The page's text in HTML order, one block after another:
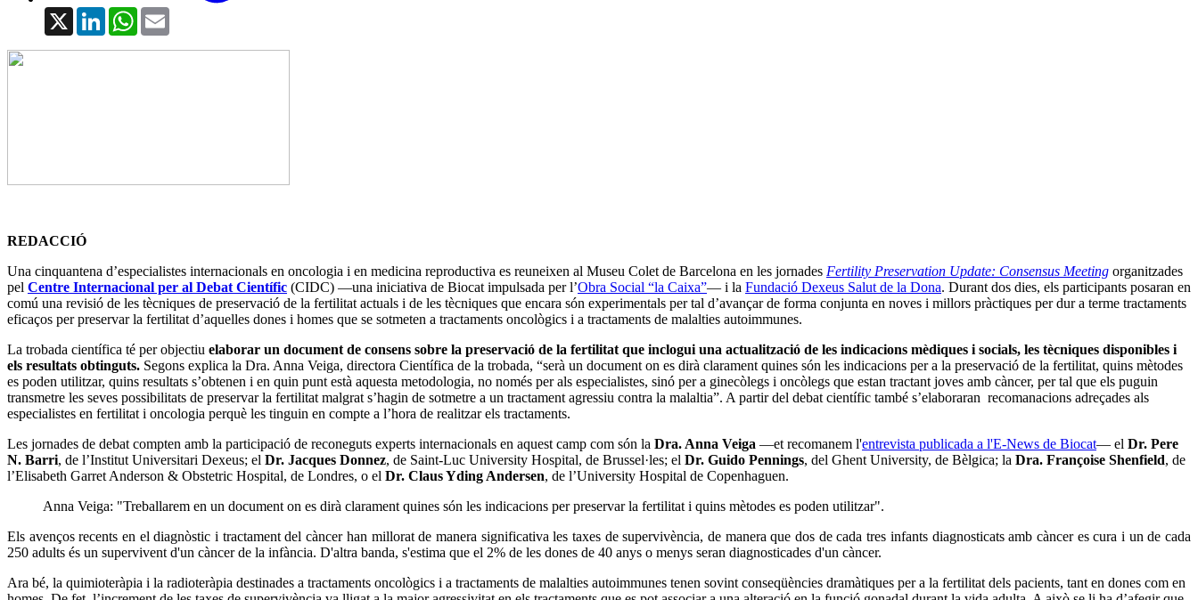
X LinkedInWhatsApp
REDACCIÓ
Una cinquantena d’especialistes internacionals en oncologia i en medicina reproductiva es reuneixen al Museu Colet de Barcelona en les jornades Fertility Preservation Update: Consensus Meeting organitzades
pel Centre Internacional per al Debat Científic (CIDC) —una iniciativa de Biocat impulsada per l’Obra Social “la Caixa”— i la Fundació Dexeus Salut de la Dona. Durant dos dies, els participants posaran en
comú una revisió de les tècniques de preservació de la fertilitat actuals i de les tècniques que encara són experimentals per tal d’avançar de forma conjunta en noves i millors pràctiques per dur a terme tractaments
eficaços per preservar la fertilitat d’aquelles dones i homes que se sotmeten a tractaments oncològics i a tractaments de malalties autoimmunes.
La trobada científica té per objectiu elaborar un document de consens sobre la preservació de la fertilitat que inclogui una actualització de les indicacions mèdiques i socials, les tècniques disponibles i
els resultats obtinguts. Segons explica la Dra. Anna Veiga, directora Científica de la trobada, “serà un document on es dirà clarament quines són les indicacions per a la preservació de la fertilitat, quins mètodes
es poden utilitzar, quins resultats s’obtenen i en quin punt està aquesta metodologia, no només per als especialistes, sinó per a ginecòlegs i oncòlegs que estan tractant joves amb càncer, per tal que els puguin
transmetre les seves possibilitats de preservar la fertilitat malgrat s’hagin de sotmetre a un tractament agressiu contra la malaltia”. A partir del debat científic també s’elaboraran recomanacions adreçades als
especialistes en fertilitat i oncologia perquè les tinguin en compte a l’hora de realitzar els tractaments.
Les jornades de debat compten amb la participació de reconeguts experts internacionals en aquest camp com són la Dra. Anna Veiga —et recomanem l'entrevista publicada a l'E-News de Biocat— el Dr. Pere
N. Barri, de l’Institut Universitari Dexeus; el Dr. Jacques Donnez, de Saint-Luc University Hospital, de Brussel·les; el Dr. Guido Pennings, del Ghent University, de Bèlgica; la Dra. Françoise Shenfield, de
l’Elisabeth Garret Anderson & Obstetric Hospital, de Londres, o el Dr. Claus Yding Andersen, de l’University Hospital de Copenhaguen.
Anna Veiga: "Treballarem en un document on es dirà clarament quines són les indicacions per preservar la fertilitat i quins mètodes es poden utilitzar".
Els avenços recents en el diagnòstic i tractament del càncer han millorat de manera significativa les taxes de supervivència, de manera que dos de cada tres infants diagnosticats amb càncer es cura i un de cada
250 adults és un supervivent d'un càncer de la infància. D'altra banda, s'estima que el 2% de les dones de 40 anys o menys seran diagnosticades d'un càncer.
Ara bé, la quimioteràpia i la radioteràpia destinades a tractaments oncològics i a tractaments de malalties autoimmunes tenen sovint conseqüències dramàtiques per a la fertilitat dels pacients, tant en dones com en